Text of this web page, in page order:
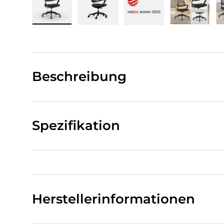
Beschreibung
Spezifikation
Herstellerinformationen